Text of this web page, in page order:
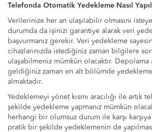
Telefonda Otomatik Yedekleme Nasıl
Verilerinize her an ulaşılabilir olmasını
durumda da işinizi garantiye alarak veri
başvurmanız gerekir. Veri yedekleme
cihazlarınızda istediğiniz zaman bilgilere
ulaşabilmeniz mümkün olacaktır. Depolama
geldiğiniz zaman en alt bölümde
almaktadır.
Yedeklemeyi yönet kısmı aracılığı ile artık
şekilde yedekleme yapmanız mümkün
herhangi bir olumsuz durum ile karşı
pratik bir şekilde yedeklemenin de